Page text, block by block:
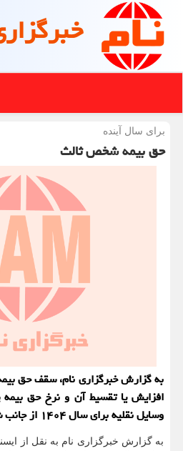
برای سال آینده
حق بیمه شخص ثالث
به گزارش خبرگزاری نام، سقف حق
افزایش یا تقسیط آن و نرخ حق
وسایل نقلیه برای سال ۱۴۰۴ از جانب شورایعالی بیمه تعیین شد.
به گزارش خبرگزاری نام به نقل از